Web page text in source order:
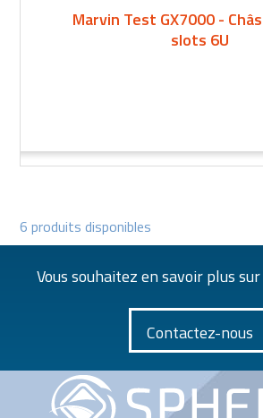
Marvin Test GX7000 -
slots 6U
6 produits disponibles
Vous souhaitez en savoir plus
Contactez-nous